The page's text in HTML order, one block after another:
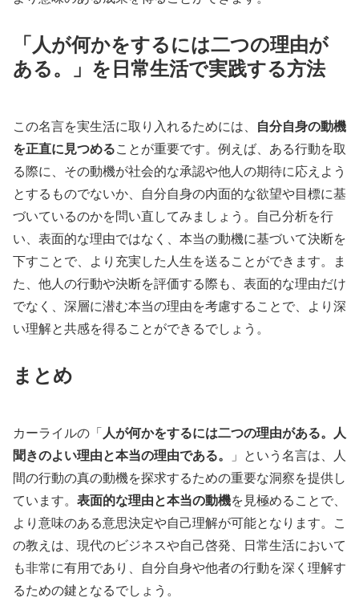
「人が何かをするには二つの理由が
ある。」を日常生活で実践する方法
この名言を実生活に取り入れるためには、
自分自身の動機
を正直に見つめることが重要です。例えば、ある行動を取
る際に、その動機が社会的な承認や他人の期待に応えよう
とするものでないか、自分自身の内面的な欲望や目標に基
づいているのかを問い直してみましょう。自己分析を行
い、表面的な理由ではなく、本当の動機に基づいて決断を
下すことで、より充実した人生を送ることができます。ま
た、他人の行動や決断を評価する際も、表面的な理由だけ
でなく、深層に潜む本当の理由を考慮することで、より深
い理解と共感を得ることができるでしょう。
まとめ
カーライルの「 人が何かをするには二つの理由がある。人
聞きのよい理由と本当の理由である。
」という名言は、人
間の行動の真の動機を探求するための重要な洞察を提供し
ています。 表面的な理由と本当の動機を見極めることで、
より意味のある意思決定や自己理解が可能となります。こ
の教えは、現代のビジネスや自己啓発、日常生活において
も非常に有用であり、自分自身や他者の行動を深く理解す
るための鍵となるでしょう。